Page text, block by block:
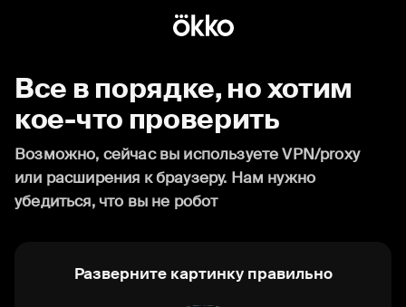
Все в порядке, но хотим
кое-что проверить
Возможно, сейчас вы используете VPN/proxy
или расширения к браузеру. Нам нужно
убедиться, что вы не робот
Разверните картинку правильно